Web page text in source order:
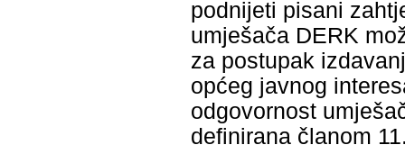
podnijeti pisani
umješača DERK
za postupak
općeg javnog
odgovornost
definirana članom